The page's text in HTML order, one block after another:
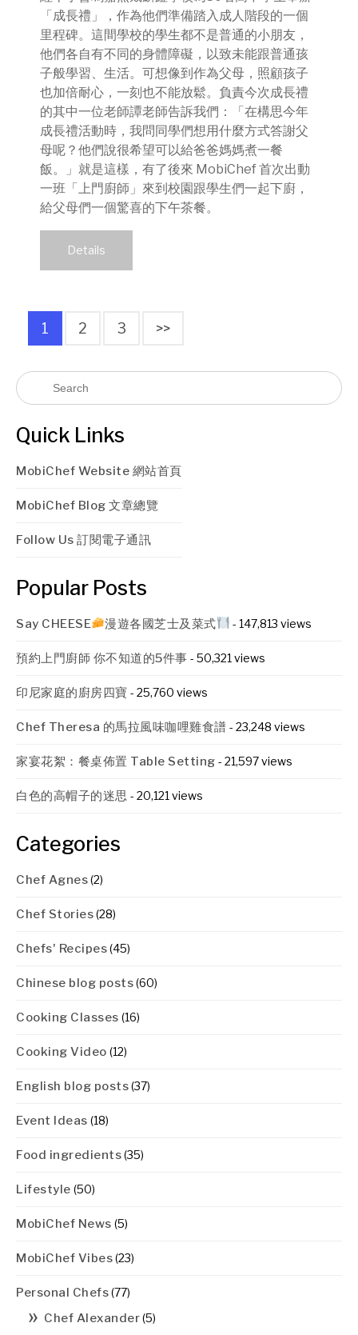
「成長禮」，作為他們準備踏入成人階段的一個
里程碑。這間學校的學生都不是普通的小朋友，
他們各自有不同的身體障礙，以致未能跟普通孩
子般學習、生活。可想像到作為父母，照顧孩子
也加倍耐心，一刻也不能放鬆。負責今次成長禮
的其中一位老師譚老師告訴我們：「在構思今年
成長禮活動時，我問同學們想用什麼方式答謝父
母呢？他們說很希望可以給爸爸媽媽煮一餐
飯。」就是這樣，有了後來 MobiChef 首次出動
一班「上門廚師」來到校園跟學生們一起下廚，
給父母們一個驚喜的下午茶餐。
Details
1 2 3 >>
Quick Links
MobiChef Website 網站首頁
MobiChef Blog 文章總覽
Follow Us 訂閱電子通訊
Popular Posts
Say CHEESE 漫遊各國芝士及菜式 - 147,813 views
預約上門廚師 你不知道的5件事 - 50,321 views
印尼家庭的廚房四寶 - 25,760 views
Chef Theresa 的馬拉風味咖哩雞食譜 - 23,248 views
家宴花絮：餐桌佈置 Table Setting - 21,597 views
白色的高帽子的迷思 - 20,121 views
Categories
Chef Agnes(2)
Chef Stories(28)
Chefs' Recipes(45)
Chinese blog posts(60)
Cooking Classes (16)
Cooking Video (12)
English blog posts(37)
Event Ideas (18)
Food ingredients(35)
Lifestyle (50)
MobiChef News (5)
MobiChef Vibes(23)
Personal Chefs(77)
Chef Alexander(5)